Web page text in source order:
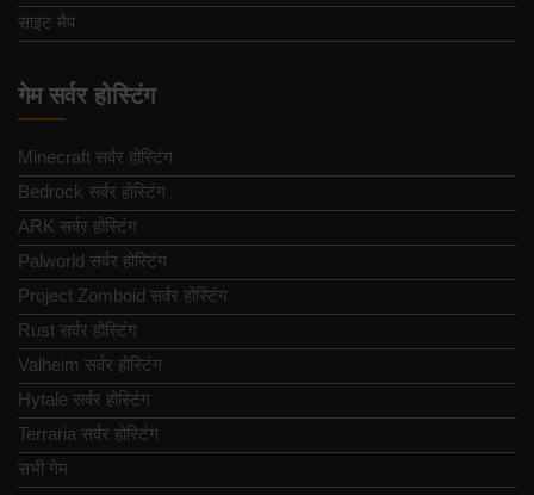
साइट मैप
गेम सर्वर होस्टिंग
Minecraft सर्वर होस्टिंग
Bedrock सर्वर होस्टिंग
ARK सर्वर होस्टिंग
Palworld सर्वर होस्टिंग
Project Zomboid सर्वर होस्टिंग
Rust सर्वर होस्टिंग
Valheim सर्वर होस्टिंग
Hytale सर्वर होस्टिंग
Terraria सर्वर होस्टिंग
सभी गेम